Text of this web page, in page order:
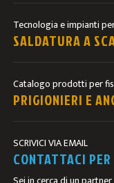
Tecnologia e impianti
SALDATURA A
Catalogo prodotti per
PRIGIONIERI E
SCRIVICI VIA EMAIL
CONTATTACI